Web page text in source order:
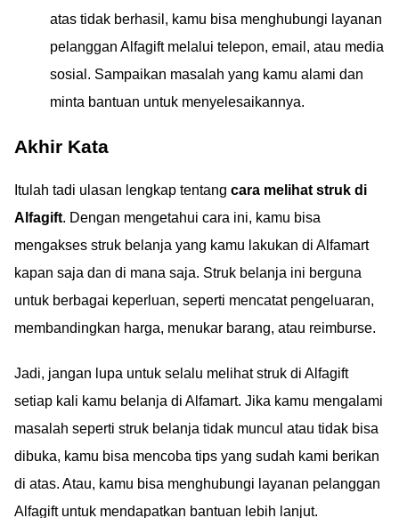
atas tidak berhasil, kamu bisa menghubungi layanan
pelanggan Alfagift melalui telepon, email, atau media
sosial. Sampaikan masalah yang kamu alami dan
minta bantuan untuk menyelesaikannya.
Akhir Kata
Itulah tadi ulasan lengkap tentang cara melihat struk di
Alfagift. Dengan mengetahui cara ini, kamu bisa
mengakses struk belanja yang kamu lakukan di Alfamart
kapan saja dan di mana saja. Struk belanja ini berguna
untuk berbagai keperluan, seperti mencatat pengeluaran,
membandingkan harga, menukar barang, atau reimburse.
Jadi, jangan lupa untuk selalu melihat struk di Alfagift
setiap kali kamu belanja di Alfamart. Jika kamu mengalami
masalah seperti struk belanja tidak muncul atau tidak bisa
dibuka, kamu bisa mencoba tips yang sudah kami berikan
di atas. Atau, kamu bisa menghubungi layanan pelanggan
Alfagift untuk mendapatkan bantuan lebih lanjut.